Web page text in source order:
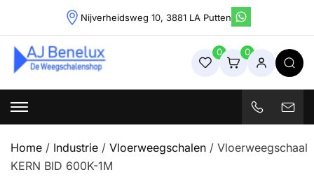
content
Nijverheidsweg 10, 3881 LA Putten
Weegschalenshop | Precisieweegschalen & Industriële
Weegoplossingen
0 0
Home / Industrie / Vloerweegschalen / Vloerweegschaal
KERN BID 600K-1M